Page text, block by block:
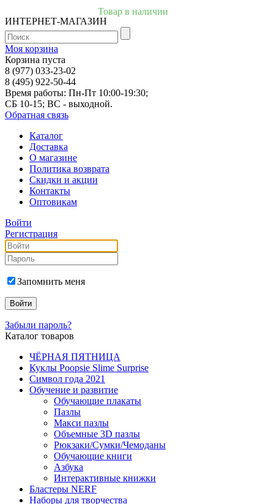
ИНТЕРНЕТ-МАГАЗИН
Моя корзина
Корзина пуста
8 (977) 033-23-02
8 (495) 922-50-44
Время работы: Пн-Пт 10:00-19:30;
СБ 10-15; ВС - выходной.
Обратная связь
Каталог
Доставка
О магазине
Политика возврата
Скидки и акции
Контакты
Оптовикам
Войти
Регистрация
Запомнить меня
Забыли пароль?
Каталог товаров
ЧЁРНАЯ ПЯТНИЦА
Куклы Poopsie Slime Surprise
Символ года 2021
Обучение и развитие
Обучающие плакаты
Пазлы
Макси пазлы
Объемные 3D пазлы
Рюкзаки/Сумки/Чемоданы
Обучающие книги
Азбука
Интерактивные книжки
Бластеры NERF
Наборы для творчества
Товар в наличии